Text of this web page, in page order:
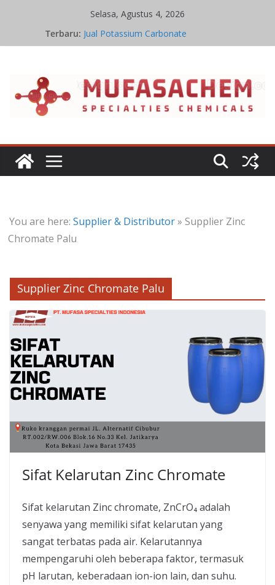
Selasa, Agustus 4, 2026
Terbaru: Jual Potassium Carbonate
Harga Potassium Carbonate Terbaru
Kesetimbangan Kimia Iron Oxide
You are here: Supplier & Distributor» Supplier Zinc
Chromate Palu
Supplier Zinc Chromate Palu
Sifat Kelarutan Zinc Chromate
Sifat kelarutan Zinc chromate, ZnCrO₄ adalah
senyawa yang memiliki sifat kelarutan yang
sangat terbatas pada air. Kelarutannya
mempengaruhi oleh beberapa faktor, termasuk
pH larutan, keberadaan ion-ion lain, dan suhu.